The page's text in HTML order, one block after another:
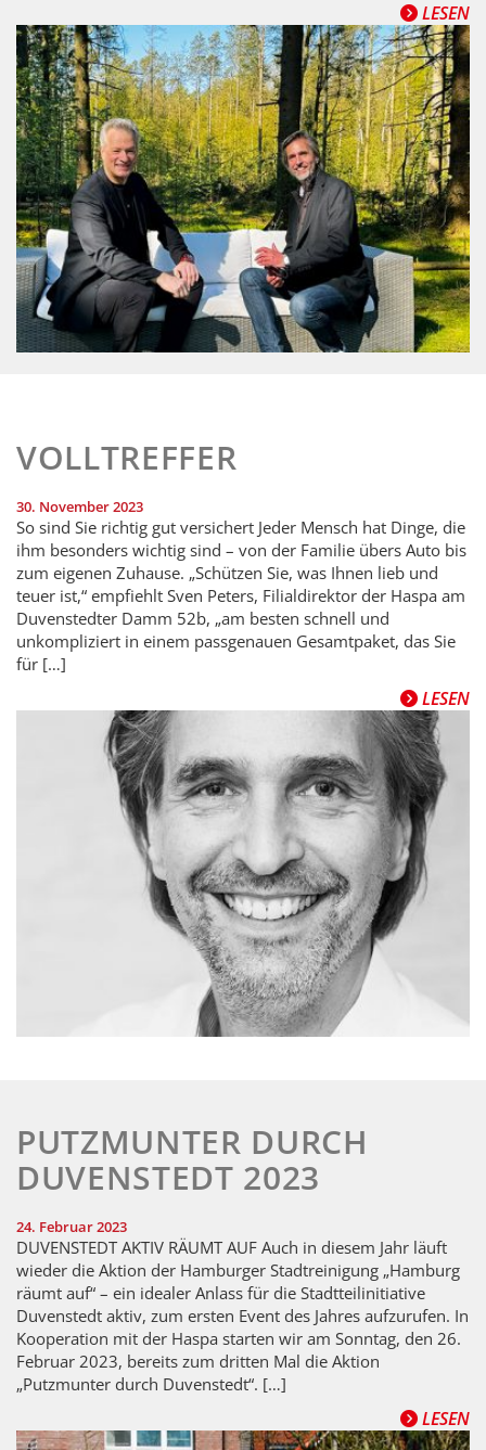
LESEN
VOLLTREFFER
30. November 2023
So sind Sie richtig gut versichert Jeder Mensch hat Dinge, die
ihm besonders wichtig sind – von der Familie übers Auto bis
zum eigenen Zuhause. „Schützen Sie, was Ihnen lieb und
teuer ist,“ empfiehlt Sven Peters, Filialdirektor der Haspa am
Duvenstedter Damm 52b, „am besten schnell und
unkompliziert in einem passgenauen Gesamtpaket, das Sie
für […]
LESEN
PUTZMUNTER DURCH
DUVENSTEDT 2023
24. Februar 2023
DUVENSTEDT AKTIV RÄUMT AUF Auch in diesem Jahr läuft
wieder die Aktion der Hamburger Stadtreinigung „Hamburg
räumt auf“ – ein idealer Anlass für die Stadtteilinitiative
Duvenstedt aktiv, zum ersten Event des Jahres aufzurufen. In
Kooperation mit der Haspa starten wir am Sonntag, den 26.
Februar 2023, bereits zum dritten Mal die Aktion
„Putzmunter durch Duvenstedt“. […]
LESEN